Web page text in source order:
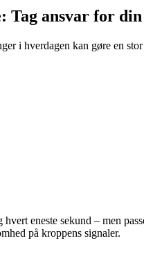
Tag ansvar for
i hverdagen kan gøre en
eneste sekund – men
på kroppens signaler.